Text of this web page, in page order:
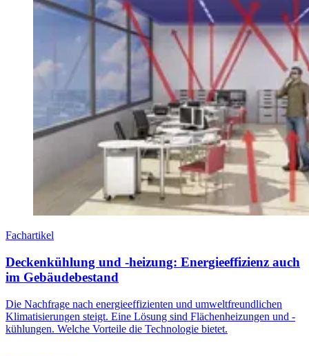
Fachartikel
Deckenkühlung und -heizung: Energieeffizienz auch
im Gebäudebestand
Die Nachfrage nach energieeffizienten und umweltfreundlichen
Klimatisierungen steigt. Eine Lösung sind Flächenheizungen und -
kühlungen. Welche Vorteile die Technologie bietet.